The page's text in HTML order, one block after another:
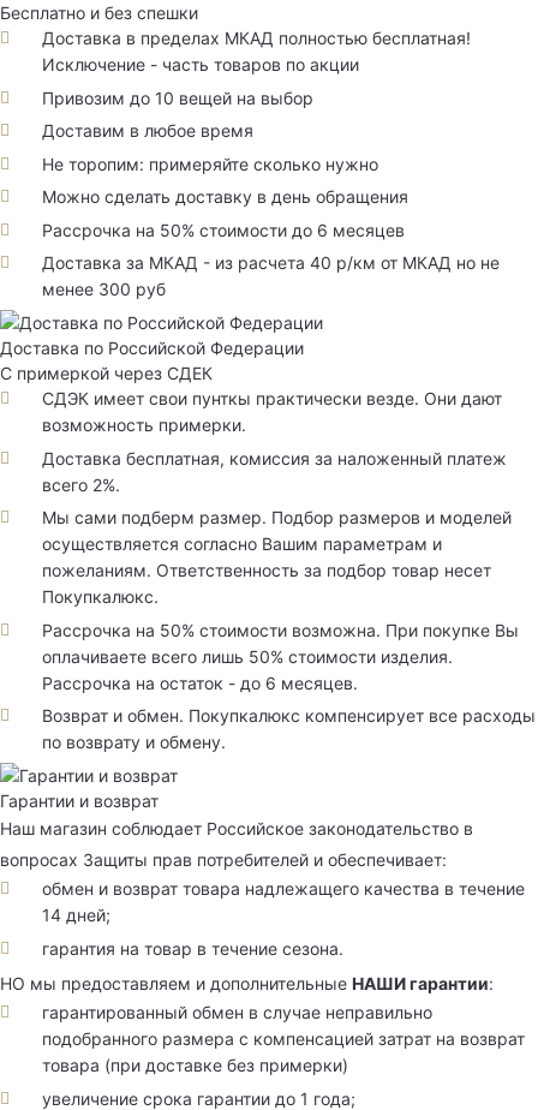
Бесплатно и без спешки
Доставка в пределах МКАД полностью бесплатная!
Исключение - часть товаров по акции
Привозим до 10 вещей на выбор
Доставим в любое время
Не торопим: примеряйте сколько нужно
Можно сделать доставку в день обращения
Рассрочка на 50% стоимости до 6 месяцев
Доставка за МКАД - из расчета 40 р/км от МКАД но не
менее 300 руб
Доставка по Российской Федерации
С примеркой через СДЕК
СДЭК имеет свои пунткы практически везде. Они дают
возможность примерки.
Доставка бесплатная, комиссия за наложенный платеж
всего 2%.
Мы сами подберм размер. Подбор размеров и моделей
осуществляется согласно Вашим параметрам и
пожеланиям. Ответственность за подбор товар несет
Покупкалюкс.
Рассрочка на 50% стоимости возможна. При покупке Вы
оплачиваете всего лишь 50% стоимости изделия.
Рассрочка на остаток - до 6 месяцев.
Возврат и обмен. Покупкалюкс компенсирует все расходы
по возврату и обмену.
Гарантии и возврат
Наш магазин соблюдает Российское законодательство в
вопросах Защиты прав потребителей и обеспечивает:
обмен и возврат товара надлежащего качества в течение
14 дней;
гарантия на товар в течение сезона.
НО мы предоставляем и дополнительные НАШИ гарантии:
гарантированный обмен в случае неправильно
подобранного размера с компенсацией затрат на возврат
товара (при доставке без примерки)
увеличение срока гарантии до 1 года;